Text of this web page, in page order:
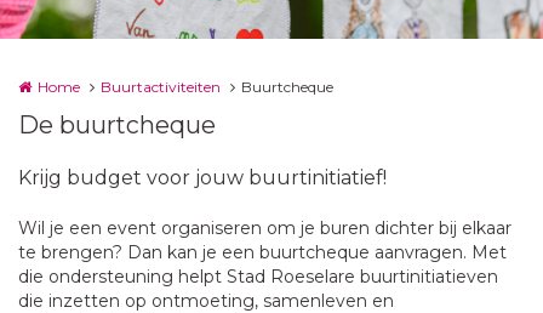
Home Buurtactiviteiten Buurtcheque
De buurtcheque
Krijg budget voor jouw buurtinitiatief!
Wil je een event organiseren om je buren dichter bij elkaar
te brengen? Dan kan je een buurtcheque aanvragen. Met
die ondersteuning helpt Stad Roeselare buurtinitiatieven
die inzetten op ontmoeting, samenleven en